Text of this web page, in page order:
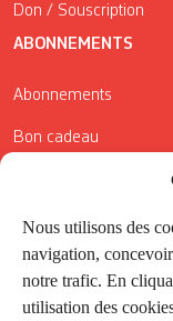
Nous utilisons des
navigation,
notre trafic. En
utilisation des
Don / Souscription
ABONNEMENTS
Abonnements
Bon cadeau
Conditions générales
Réductions de la
Application